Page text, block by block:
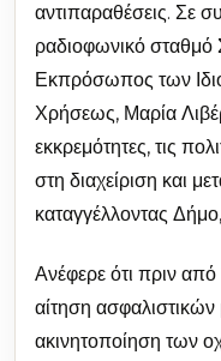
αντιπαραθέσεις. Σε
ραδιοφωνικό
Εκπρόσωπος των
Χρήσεως, Μαρία
εκκρεμότητες, τις
στη διαχείριση και
καταγγέλλοντας
Ανέφερε ότι πριν
αίτηση
ακινητοποίηση των